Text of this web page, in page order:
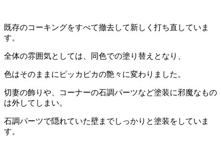
既存のコーキングをすべて撤去して新しく打ち直していま
す。
全体の雰囲気としては、同色での塗り替えとなり、
色はそのままにピッカピカの艶々に変わりました。
切妻の飾りや、コーナーの石調パーツなど塗装に邪魔なもの
は外してしまい。
石調パーツで隠れていた壁までしっかりと塗装をしていま
す。